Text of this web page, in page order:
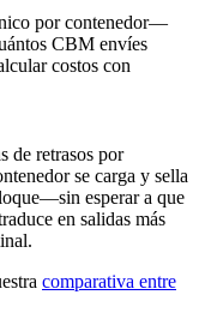
por contenedor—
CBM envíes
costos con
de retrasos por
se carga y sella
esperar a que
en salidas más
comparativa entre